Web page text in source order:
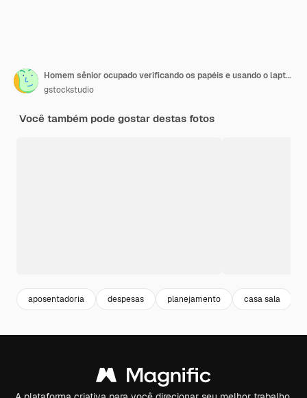
Homem sênior ocupado verificando os papéis e usando o laptop enquanto está sentado no sofá em casa
gstockstudio
Você também pode gostar destas fotos
aposentadoria despesas planejamento casa sala